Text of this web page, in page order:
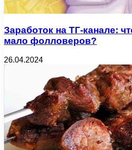
Заработок на ТГ-канале:
мало фолловеров?
26.04.2024